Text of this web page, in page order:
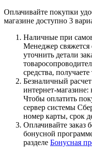
Оплачивайте покупки
магазине доступно 3
Наличные при
Менеджер свяжется
уточнить детали
средства,
Безналичный
интернет-
Чтобы оплатить
сервер системы
номер карты, срок
Оплачивайте заказ
бонусной
разделе Бонусная